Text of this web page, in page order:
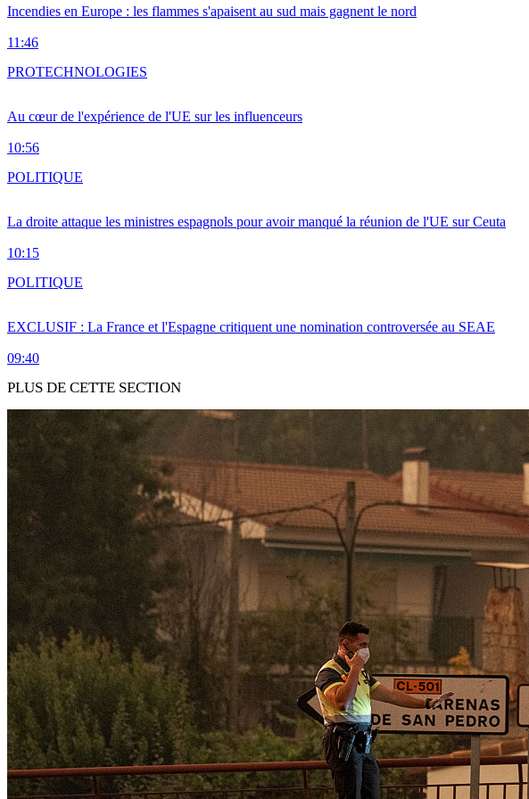
Incendies en Europe : les flammes s'apaisent au sud mais gagnent le nord
11:46
Au cœur de l'expérience de l'UE sur les influenceurs
10:56
PROTECHNOLOGIES
La droite attaque les ministres espagnols pour avoir manqué la réunion de l'UE sur Ceuta
10:15
POLITIQUE
EXCLUSIF : La France et l'Espagne critiquent une nomination controversée au SEAE
09:40
POLITIQUE
PLUS DE CETTE SECTION